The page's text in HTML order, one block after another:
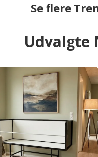
Se flere
Udvalgte